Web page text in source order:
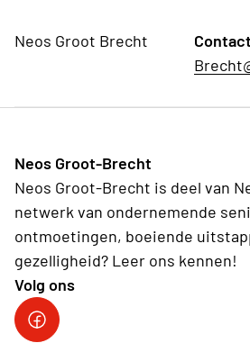
Neos Groot Brecht
Neos Groot-Brecht
Neos Groot-Brecht is deel van
netwerk van ondernemende
ontmoetingen, boeiende
gezelligheid? Leer ons kennen!
Volg ons
Facebook Neos Groot Brecht